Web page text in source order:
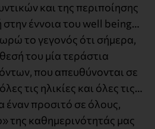
και της περιποίησης
στην έννοια του well being…
το γεγονός ότι σήμερα,
του μία τεράστια
που απευθύνονται σε
τις ηλικίες και όλες τις…
έναν προσιτό σε όλους,
της καθημερινότητάς μας